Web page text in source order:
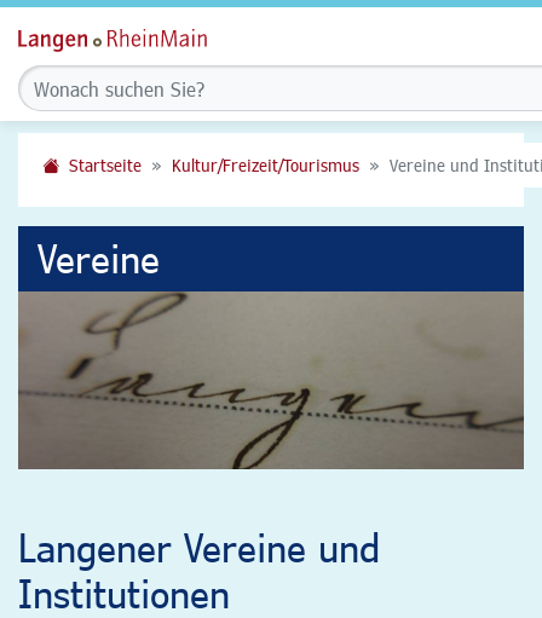
Startseite Kultur/Freizeit/Tourismus Vereine und
Vereine
Langener Vereine und
Institutionen